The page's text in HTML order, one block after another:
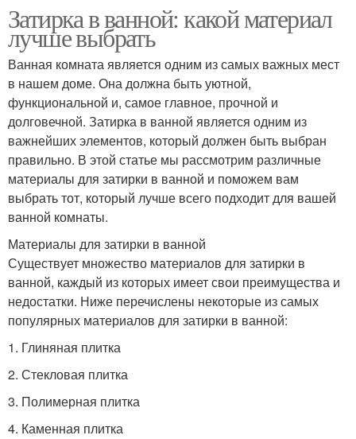
Затирка в ванной: какой материал
лучше выбрать
Ванная комната является одним из самых важных мест
в нашем доме. Она должна быть уютной,
функциональной и, самое главное, прочной и
долговечной. Затирка в ванной является одним из
важнейших элементов, который должен быть выбран
правильно. В этой статье мы рассмотрим различные
материалы для затирки в ванной и поможем вам
выбрать тот, который лучше всего подходит для вашей
ванной комнаты.
Материалы для затирки в ванной
Существует множество материалов для затирки в
ванной, каждый из которых имеет свои преимущества и
недостатки. Ниже перечислены некоторые из самых
популярных материалов для затирки в ванной:
1. Глиняная плитка
2. Стекловая плитка
3. Полимерная плитка
4. Каменная плитка